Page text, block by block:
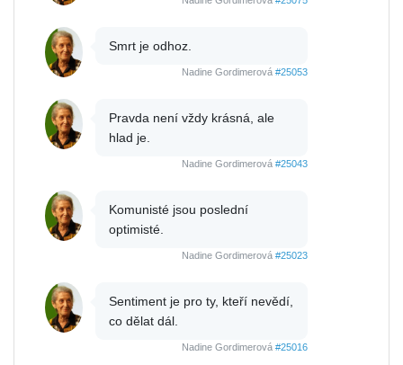
Smrt je odhoz.
Nadine Gordimerová #25053
Pravda není vždy krásná, ale
hlad je.
Nadine Gordimerová #25043
Komunisté jsou poslední
optimisté.
Nadine Gordimerová #25023
Sentiment je pro ty, kteří nevědí,
co dělat dál.
Nadine Gordimerová #25016